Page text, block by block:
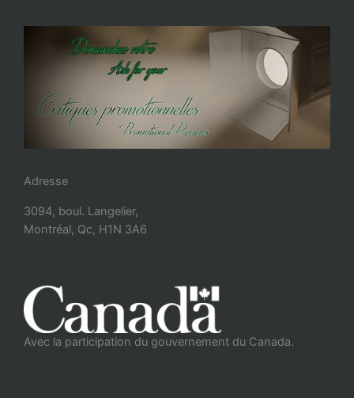
Adresse
3094, boul. Langelier,
Montréal, Qc, H1N 3A6
Avec la participation du gouvernement du Canada.